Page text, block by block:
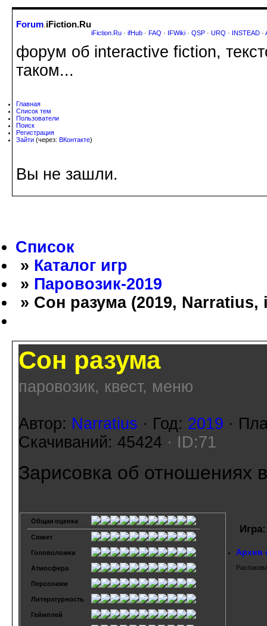
Forum.iFiction.Ru
iFiction.Ru · ifHub · FAQ · IFWiki · QSP · URQ · INSTEAD ·
форум об interactive fiction,
таком...
Главная
Список тем
Пользователи
Поиск
Регистрация
Зайти (через: ВКонтакте)
Вы не зашли.
Список
» Каталог игр
» Паровозик-2019
» Сон разума (2019, Narratius,
Сон разума
паровозик, квест, меню
Автор: Narratius · Год: 2019 ·
Скачиваний: 45424 · ID:71
Зарисовка об отношениях
Общая оценка
Сюжет
Головоломки
Атмосфера
Персонажи
Литературность
Геймплей
Игра:
Архив